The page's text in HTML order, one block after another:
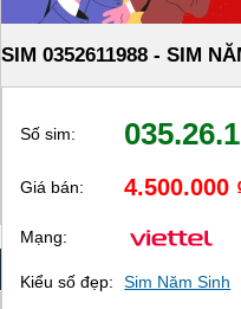
SIM 0352611988 - SIM
Số sim:
Giá bán: 4.500.000
Mạng:
Kiểu số đẹp: Sim Năm Sinh